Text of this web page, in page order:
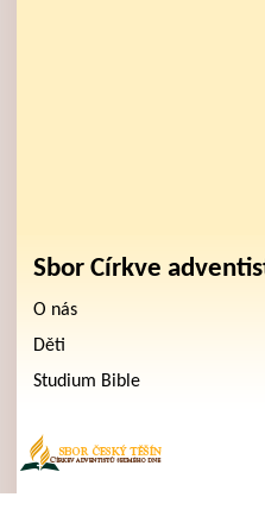
Sbor Církve
O nás
Děti
Studium Bible